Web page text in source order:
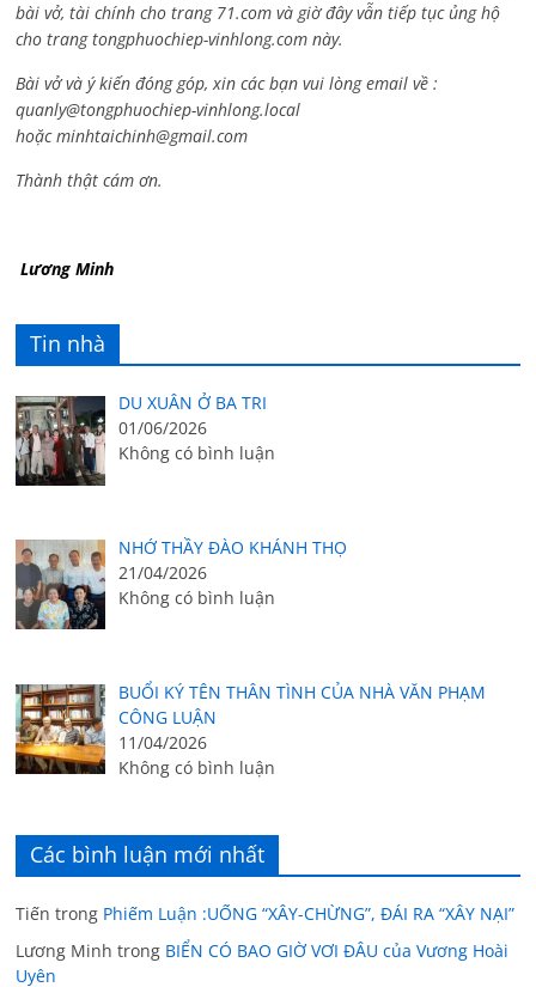
bài vở, tài chính cho trang 71.com và giờ đây vẫn tiếp tục ủng hộ
cho trang tongphuochiep-vinhlong.com này.
Bài vở và ý kiến đóng góp, xin các bạn vui lòng email về :
quanly@tongphuochiep-vinhlong.local
hoặcminhtaichinh@gmail.com
Thành thật cám ơn.
Lương Minh
Tin nhà
DU XUÂN Ở BA TRI
01/06/2026
Không có bình luận
NHỚ THẦY ĐÀO KHÁNH THỌ
21/04/2026
Không có bình luận
BUỔI KÝ TÊN THÂN TÌNH CỦA NHÀ VĂN PHẠM
CÔNG LUẬN
11/04/2026
Không có bình luận
Các bình luận mới nhất
Tiến trong Phiếm Luận :UỐNG “XÂY-CHỪNG”, ĐÁI RA “XÂY NẠI”
Lương Minh trong BIỂN CÓ BAO GIỜ VƠI ĐÂU của Vương Hoài
Uyên